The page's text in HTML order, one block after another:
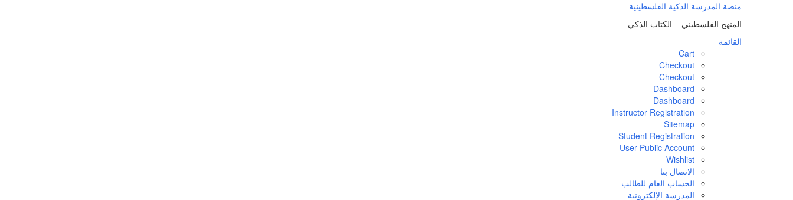
منصة المدرسة الذكية الفلسطينية
المنهج الفلسطيني – الكتاب الذكي
القائمة
Cart
Checkout
Checkout
Dashboard
Dashboard
Instructor Registration
Sitemap
Student Registration
User Public Account
Wishlist
الاتصال بنا
الحساب العام للطالب
المدرسة الإلكترونية